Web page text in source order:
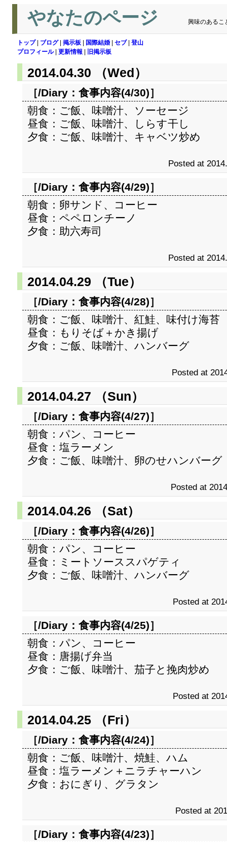
やなたのページ 興味のあるこ
トップ| ブログ| 掲示板 国際結婚 セブ| 登山
プロフィール| 更新情報 旧掲示板
2014.04.30 （Wed）
［/Diary： 食事内容(4/30)］
朝食：ご飯、味噌汁、ソーセージ
昼食：ご飯、味噌汁、しらす干し
夕食：ご飯、味噌汁、キャベツ炒め
Posted at
［/Diary： 食事内容(4/29)］
朝食：卵サンド、コーヒー
昼食：ペペロンチーノ
夕食：助六寿司
Posted at
2014.04.29 （Tue）
［/Diary： 食事内容(4/28)］
朝食：ご飯、味噌汁、紅鮭、味付け海苔
昼食：もりそば＋かき揚げ
夕食：ご飯、味噌汁、ハンバーグ
Posted at
2014.04.27 （Sun）
［/Diary： 食事内容(4/27)］
朝食：パン、コーヒー
昼食：塩ラーメン
夕食：ご飯、味噌汁、卵のせハンバーグ
Posted at
2014.04.26 （Sat）
［/Diary： 食事内容(4/26)］
朝食：パン、コーヒー
昼食：ミートソーススパゲティ
夕食：ご飯、味噌汁、ハンバーグ
Posted at
［/Diary： 食事内容(4/25)］
朝食：パン、コーヒー
昼食：唐揚げ弁当
夕食：ご飯、味噌汁、茄子と挽肉炒め
Posted at
2014.04.25 （Fri）
［/Diary： 食事内容(4/24)］
朝食：ご飯、味噌汁、焼鮭、ハム
昼食：塩ラーメン＋ニラチャーハン
夕食：おにぎり、グラタン
Posted at
［/Diary： 食事内容(4/23)］